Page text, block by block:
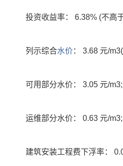
投资收益率： 6.38% (不高
列示综合水价： 3.68 元/
可用部分水价： 3.05 元/m3;
运维部分水价： 0.63 元/m3;
建筑安装工程费下浮率：